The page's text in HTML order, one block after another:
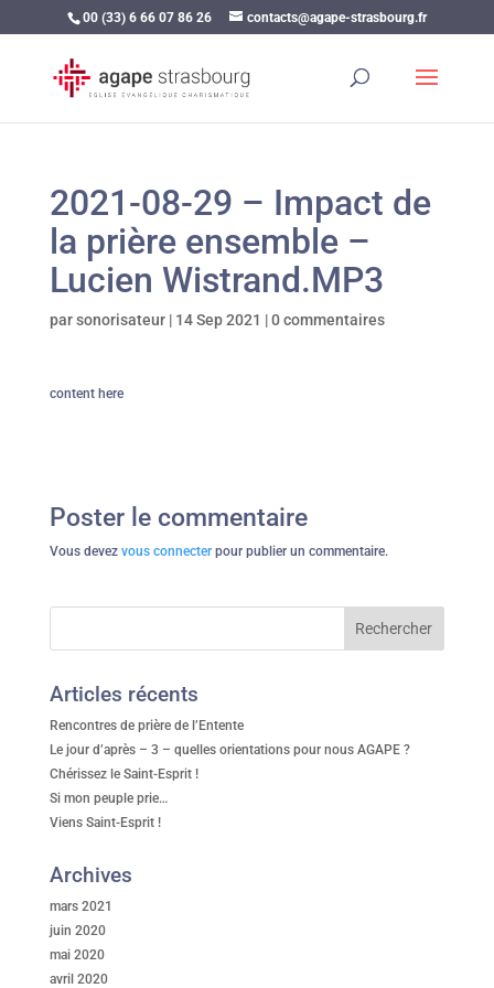
00 (33) 6 66 07 86 26 contacts@agape-strasbourg.fr
2021-08-29 – Impact de
la prière ensemble –
Lucien Wistrand.MP3
parsonorisateur| 14 Sep 2021 |0 commentaires
content here
Poster le commentaire
Vous devez vous connecterpour publier un commentaire.
Articles récents
Rencontres de prière de l’Entente
Le jour d’après – 3 – quelles orientations pour nous AGAPE ?
Chérissez le Saint-Esprit !
Si mon peuple prie…
Viens Saint-Esprit !
Archives
mars 2021
juin 2020
mai 2020
avril 2020